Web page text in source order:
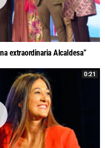
extraordinaria Alcaldesa”
0:21